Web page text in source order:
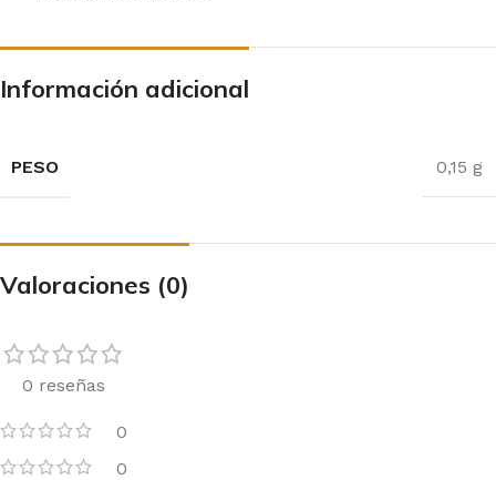
Información adicional
PESO 0,15 g
Valoraciones (0)
0 reseñas
0
0